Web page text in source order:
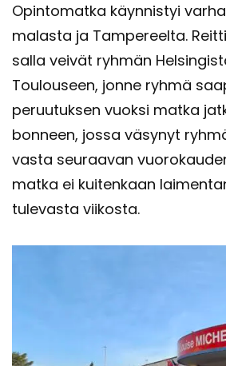
Opin­to­mat­ka käyn­nis­tyi
ma­las­ta ja Tam­pe­reel­ta.
sal­la vei­vät ryh­män
Tou­louseen, jonne ryhmä
pe­ruu­tuk­sen vuok­si matka
bon­neen, jossa vä­sy­nyt
vasta seu­raa­van
matka ei kui­ten­kaan
tu­le­vas­ta vii­kos­ta.